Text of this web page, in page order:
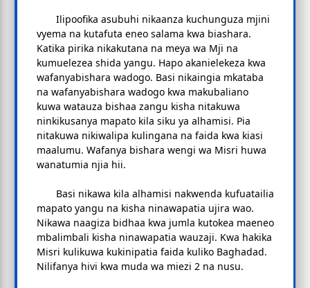
Ilipoofika asubuhi nikaanza kuchunguza mjini
vyema na kutafuta eneo salama kwa biashara.
Katika pirika nikakutana na meya wa Mji na
kumuelezea shida yangu. Hapo akanielekeza kwa
wafanyabishara wadogo. Basi nikaingia mkataba
na wafanyabishara wadogo kwa makubaliano
kuwa watauza bishaa zangu kisha nitakuwa
ninkikusanya mapato kila siku ya alhamisi. Pia
nitakuwa nikiwalipa kulingana na faida kwa kiasi
maalumu. Wafanya bishara wengi wa Misri huwa
wanatumia njia hii.
Basi nikawa kila alhamisi nakwenda kufuatailia
mapato yangu na kisha ninawapatia ujira wao.
Nikawa naagiza bidhaa kwa jumla kutokea maeneo
mbalimbali kisha ninawapatia wauzaji. Kwa hakika
Misri kulikuwa kukinipatia faida kuliko Baghadad.
Nilifanya hivi kwa muda wa miezi 2 na nusu.